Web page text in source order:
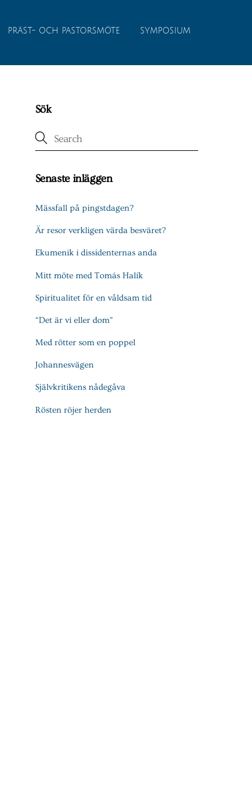
PRÄST- OCH PASTORSMÖTE SYMPOSIUM
Sök
Senaste inläggen
Mässfall på pingstdagen?
Är resor verkligen värda besväret?
Ekumenik i dissidenternas anda
Mitt möte med Tomás Halík
Spiritualitet för en våldsam tid
“Det är vi eller dom”
Med rötter som en poppel
Johannesvägen
Självkritikens nådegåva
Rösten röjer herden